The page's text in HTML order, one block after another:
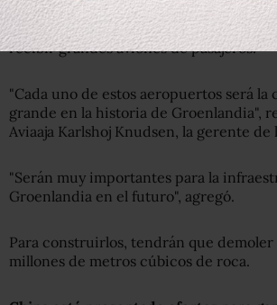
El gobierno de Groenlandia ha
grandes aeropuertos internacionales ,
recibir grandes aviones de pasajeros.
"Cada uno de estos aeropuertos será
grande en la historia de Groenlandia",
Aviaaja Karlshoj Knudsen, la gerente de
"Serán muy importantes para la
Groenlandia en el futuro", agregó.
Para construirlos, tendrán que demoler
millones de metros cúbicos de roca.